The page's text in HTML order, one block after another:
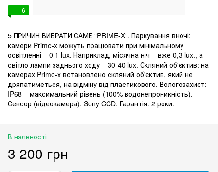
6
5 ПРИЧИН ВИБРАТИ САМЕ "PRIME-X". Паркування вночі:
камери Prime-x можуть працювати при мінімальному
освітленні – 0,1 lux. Наприклад, місячна ніч – вже 0,3 lux., а
світло лампи заднього ходу – 30-40 lux. Скляний об'єктив: на
камерах Prime-x встановлено скляний об'єктив, який не
дряпатиметься, на відміну від пластикового. Вологозахист:
IP68 – максимальний рівень (100% водонепроникність).
Сенсор (відеокамера): Sony CCD. Гарантія: 2 роки.
В наявності
3 200 грн